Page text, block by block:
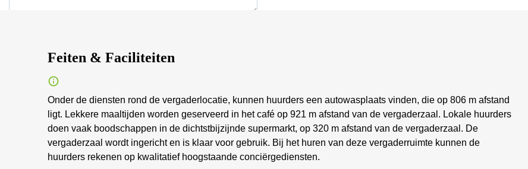
Feiten & Faciliteiten
Onder de diensten rond de vergaderlocatie, kunnen huurders een autowasplaats vinden, die op 806 m afstand
ligt. Lekkere maaltijden worden geserveerd in het café op 921 m afstand van de vergaderzaal. Lokale huurders
doen vaak boodschappen in de dichtstbijzijnde supermarkt, op 320 m afstand van de vergaderzaal. De
vergaderzaal wordt ingericht en is klaar voor gebruik. Bij het huren van deze vergaderruimte kunnen de
huurders rekenen op kwalitatief hoogstaande conciërgediensten.